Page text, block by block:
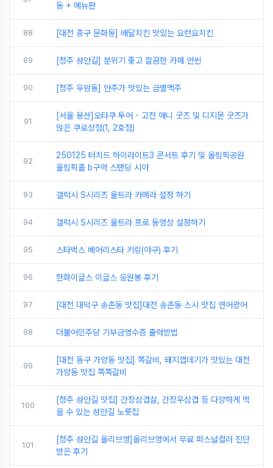
동 + 메뉴판
88 [대전 중구 문화동] 배달치킨 맛있는 요런요치킨
89 [청주 성안길] 분위기 좋고 깔끔한 카페 언씬
90 [청주 우암동] 안주가 맛있는 금별맥주
91
[서울 용산]오타쿠 투어 - 고전 애니 굿즈 및 디지몬 굿즈가
많은 쿠로상점(1, 2호점)
92
250125 터치드 하이라이트3 콘서트 후기 및 올림픽공원
올림픽홀 b구역 스탠딩 시야
93 갤럭시 S시리즈 울트라 카메라 설정 하기
94 갤럭시 S시리즈 울트라 프로 동영상 설정하기
95 스타벅스 베어리스타 키링(야구) 후기
96 한화이글스 이글스 응원봉 후기
97 [대전 대덕구 송촌동 맛집]대전 송촌동 스시 맛집 연어광어
98 더불어민주당 기부금영수증 출력방법
99
[대전 동구 가양동 맛집] 쪽갈비, 돼지껍데기가 맛있는 대전
가양동 맛집 쪽쪽갈비
100
[청주 성안길 맛집] 간장삼겹살, 간장우삼겹 등 다양하게 먹
을 수 있는 성안길 노릇집
101
[청주 성안길 올리브영]올리브영에서 무료 퍼스널컬러 진단
받은 후기